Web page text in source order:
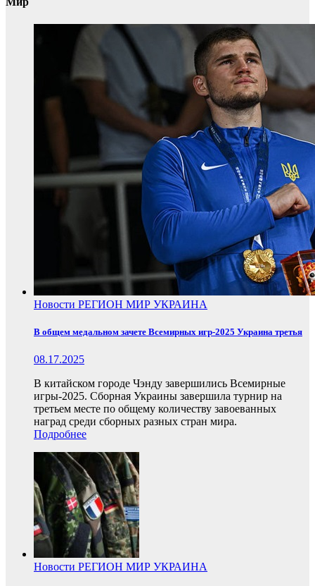
Новости РЕГИОН МИР УКРАИНА
В общем медальном зачете Всемирных игр-2025 Украина третья
08.17.2025
В китайском городе Чэнду завершились Всемирные
игры-2025. Сборная Украины завершила турнир на
третьем месте по общему количеству завоеванных
наград среди сборных разных стран мира.
Подробнее
Новости РЕГИОН МИР УКРАИНА